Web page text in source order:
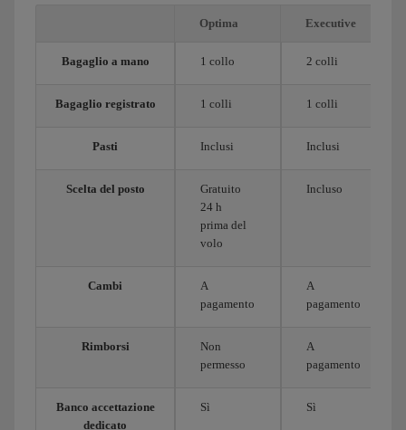
Optima Executive
Bagaglio a mano 1 collo 2 colli
Bagaglio registrato 1 colli 1 colli
Pasti Inclusi Inclusi
Scelta del posto
Gratuito
24 h
prima del
volo
Incluso
Cambi
A
pagamento
A
pagamento
Rimborsi
Non
permesso
A
pagamento
Banco accettazione
dedicato
Sì Sì